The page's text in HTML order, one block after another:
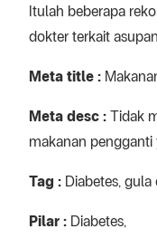
Itulah beberapa
dokter terkait
Meta title :
Meta desc : Tidak
makanan pengganti
Tag : Diabetes, gula
Pilar : Diabetes,